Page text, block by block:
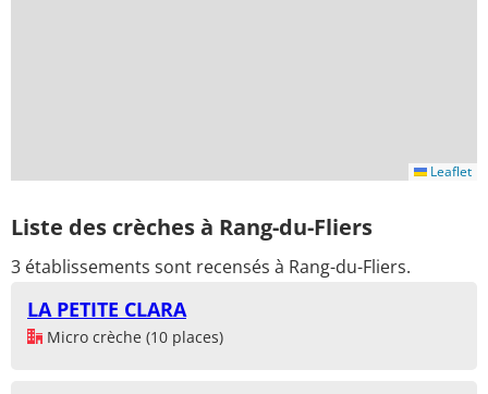
Leaflet
Liste des crèches à Rang-du-Fliers
3 établissements sont recensés à Rang-du-Fliers.
LA PETITE CLARA
Micro crèche (10 places)